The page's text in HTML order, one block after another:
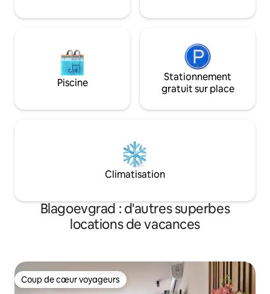
Piscine
Stationnement
gratuit sur place
Climatisation
Blagoevgrad : d'autres superbes
locations de vacances
Coup de cœur voyageurs
Coup de cœur voyageurs